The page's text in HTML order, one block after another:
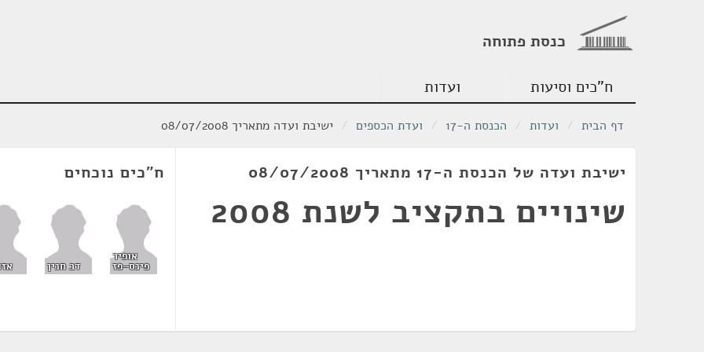
כנסת פתוחה
ח"כים וסיעות ועדות
דף הבית / ועדות / הכנסת ה-17 / ועדת הכספים / ישיבת ועדה מתאריך 08/07/2008
ישיבת ועדה של הכנסת ה-17 מתאריך 08/07/2008
שינויים בתקציב לשנת 2008
ח"כים נוכחים
אופיר
פינס-פז דב חנין